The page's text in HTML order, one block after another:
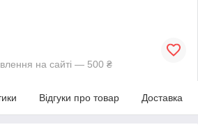
на сайті — 500 ₴
Відгуки про товар Доставка